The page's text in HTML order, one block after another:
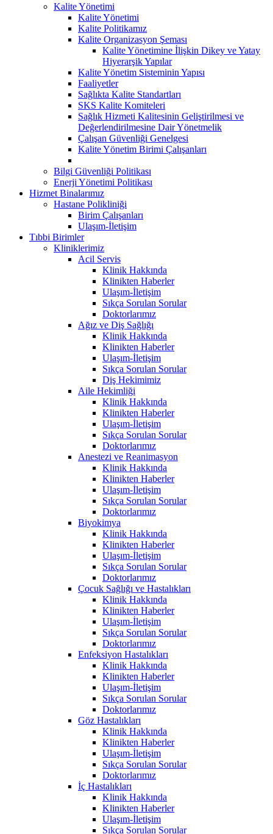
Kalite Yönetimi
Kalite Yönetimi
Kalite Politikamız
Kalite Organizasyon Şeması
Kalite Yönetimine İlişkin Dikey ve Yatay
Hiyerarşik Yapılar
Kalite Yönetim Sisteminin Yapısı
Faaliyetler
Sağlıkta Kalite Standartları
SKS Kalite Komiteleri
Sağlık Hizmeti Kalitesinin Geliştirilmesi ve
Değerlendirilmesine Dair Yönetmelik
Çalışan Güvenliği Genelgesi
Kalite Yönetim Birimi Çalışanları
Bilgi Güvenliği Politikası
Enerji Yönetimi Politikası
Hizmet Binalarımız
Hastane Polikliniği
Birim Çalışanları
Ulaşım-İletişim
Tıbbi Birimler
Kliniklerimiz
Acil Servis
Klinik Hakkında
Klinikten Haberler
Ulaşım-İletişim
Sıkça Sorulan Sorular
Doktorlarımız
Ağız ve Diş Sağlığı
Klinik Hakkında
Klinikten Haberler
Ulaşım-İletişim
Sıkça Sorulan Sorular
Diş Hekimimiz
Aile Hekimliği
Klinik Hakkında
Klinikten Haberler
Ulaşım-İletişim
Sıkça Sorulan Sorular
Doktorlarımız
Anestezi ve Reanimasyon
Klinik Hakkında
Klinikten Haberler
Ulaşım-İletişim
Sıkça Sorulan Sorular
Doktorlarımız
Biyokimya
Klinik Hakkında
Klinikten Haberler
Ulaşım-İletişim
Sıkça Sorulan Sorular
Doktorlarımız
Çocuk Sağlığı ve Hastalıkları
Klinik Hakkında
Klinikten Haberler
Ulaşım-İletişim
Sıkça Sorulan Sorular
Doktorlarımız
Enfeksiyon Hastalıkları
Klinik Hakkında
Klinikten Haberler
Ulaşım-İletişim
Sıkça Sorulan Sorular
Doktorlarımız
Göz Hastalıkları
Klinik Hakkında
Klinikten Haberler
Ulaşım-İletişim
Sıkça Sorulan Sorular
Doktorlarımız
İç Hastalıkları
Klinik Hakkında
Klinikten Haberler
Ulaşım-İletişim
Sıkça Sorulan Sorular